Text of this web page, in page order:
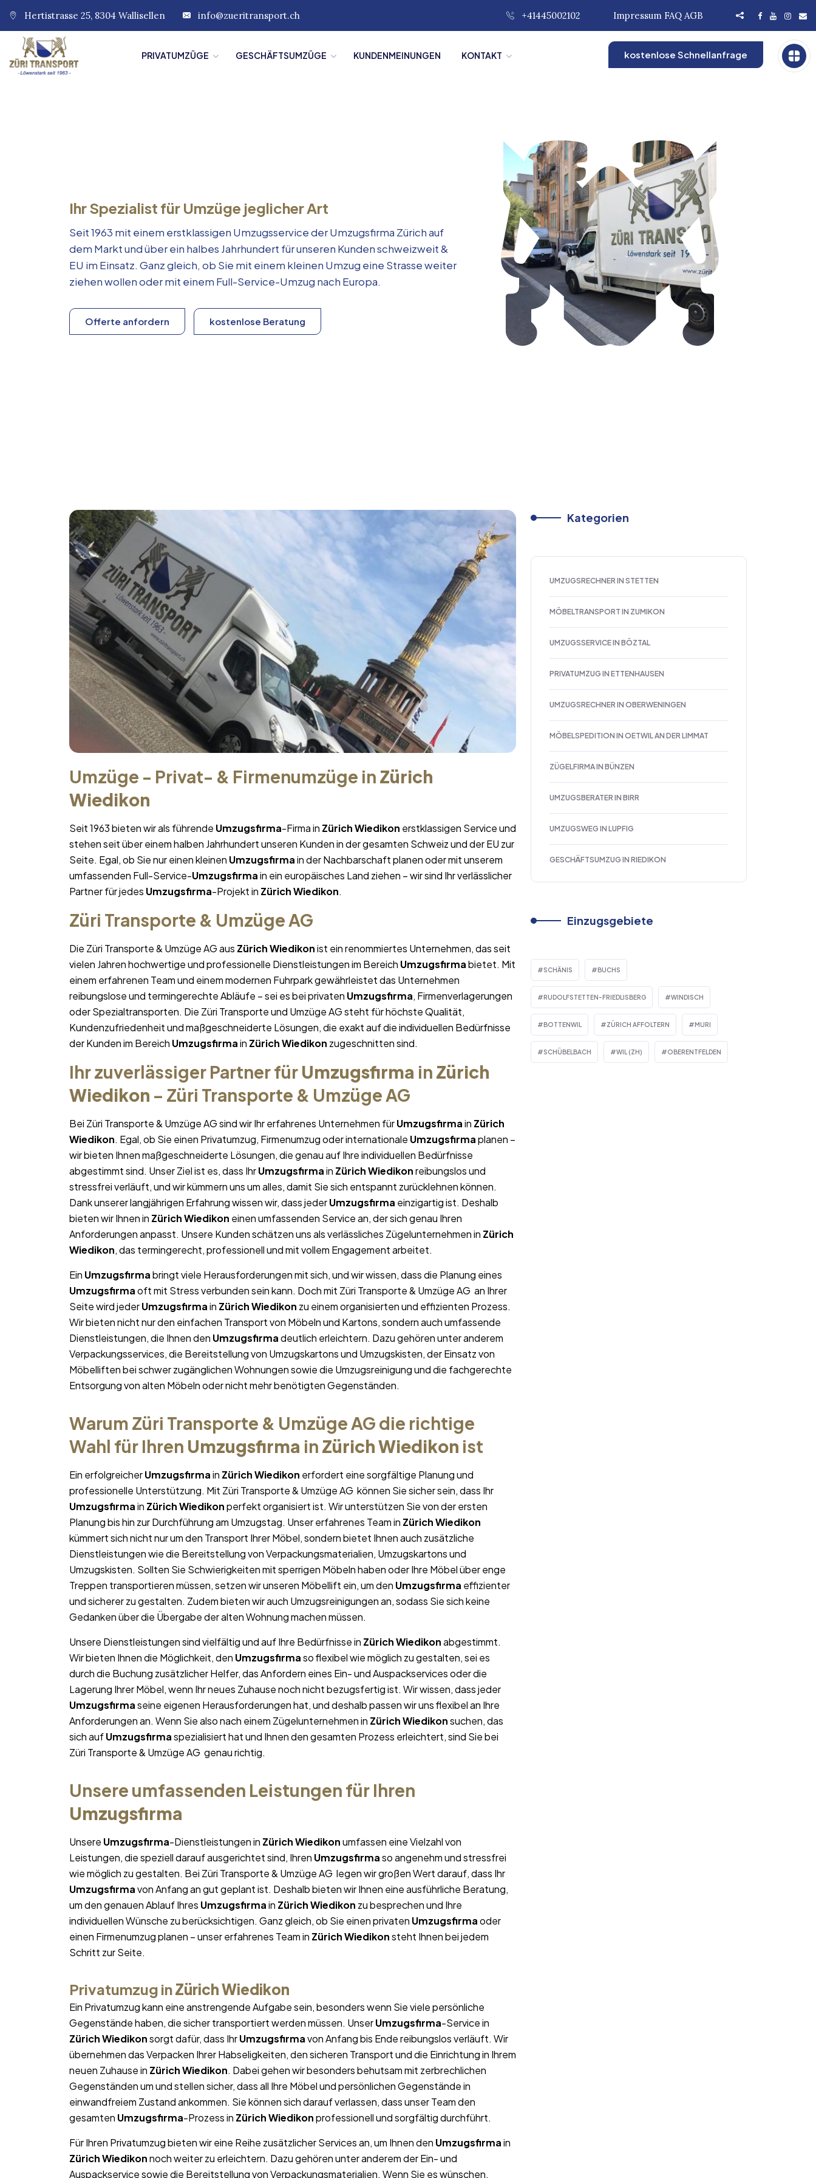
Hertistrasse 25, 8304 Wallisellen info@zueritransport.ch +41445002102 Impressum FAQ AGB
PRIVATUMZÜGE GESCHÄFTSUMZÜGE KUNDENMEINUNGEN KONTAKT kostenlose Schnellanfrage
Ihr Spezialist für Umzüge jeglicher Art
Seit 1963 mit einem erstklassigen Umzugsservice der Umzugsfirma Zürich auf
dem Markt und über ein halbes Jahrhundert für unseren Kunden schweizweit &
EU im Einsatz. Ganz gleich, ob Sie mit einem kleinen Umzug eine Strasse weiter
ziehen wollen oder mit einem Full-Service-Umzug nach Europa.
Offerte anfordern kostenlose Beratung
Umzüge - Privat- & Firmenumzüge in Zürich
Wiedikon
Seit 1963 bieten wir als führende Umzugsfirma-Firma in Zürich Wiedikon erstklassigen Service und
stehen seit über einem halben Jahrhundert unseren Kunden in der gesamten Schweiz und der EU zur
Seite. Egal, ob Sie nur einen kleinen Umzugsfirmain der Nachbarschaft planen oder mit unserem
umfassenden Full-Service-Umzugsfirmain ein europäisches Land ziehen – wir sind Ihr verlässlicher
Partner für jedes Umzugsfirma-Projekt in Zürich Wiedikon.
Züri Transporte & Umzüge AG
Die Züri Transporte & Umzüge AG aus Zürich Wiedikonist ein renommiertes Unternehmen, das seit
vielen Jahren hochwertige und professionelle Dienstleistungen im Bereich Umzugsfirmabietet. Mit
einem erfahrenen Team und einem modernen Fuhrpark gewährleistet das Unternehmen
reibungslose und termingerechte Abläufe – sei es bei privaten Umzugsfirma, Firmenverlagerungen
oder Spezialtransporten. Die Züri Transporte und Umzüge AG steht für höchste Qualität,
Kundenzufriedenheit und maßgeschneiderte Lösungen, die exakt auf die individuellen Bedürfnisse
der Kunden im Bereich Umzugsfirmain Zürich Wiedikon zugeschnitten sind.
Ihr zuverlässiger Partner für Umzugsfirma in Zürich
Wiedikon – Züri Transporte & Umzüge AG
Bei Züri Transporte & Umzüge AG sind wir Ihr erfahrenes Unternehmen fürUmzugsfirmain Zürich
Wiedikon. Egal, ob Sie einen Privatumzug, Firmenumzug oder internationale Umzugsfirmaplanen –
wir bieten Ihnen maßgeschneiderte Lösungen, die genau auf Ihre individuellen Bedürfnisse
abgestimmt sind. Unser Ziel ist es, dass IhrUmzugsfirmain Zürich Wiedikonreibungslos und
stressfrei verläuft, und wir kümmern uns um alles, damit Sie sich entspannt zurücklehnen können.
Dank unserer langjährigen Erfahrung wissen wir, dass jederUmzugsfirma einzigartig ist. Deshalb
bieten wir Ihnen in Zürich Wiedikon einen umfassenden Service an, der sich genau Ihren
Anforderungen anpasst. Unsere Kunden schätzen uns als verlässliches Zügelunternehmen in Zürich
Wiedikon, das termingerecht, professionell und mit vollem Engagement arbeitet.
Ein Umzugsfirmabringt viele Herausforderungen mit sich, und wir wissen, dass die Planung eines
Umzugsfirmaoft mit Stress verbunden sein kann. Doch mit Züri Transporte & Umzüge AG an Ihrer
Seite wird jederUmzugsfirmain Zürich Wiedikon zu einem organisierten und effizienten Prozess.
Wir bieten nicht nur den einfachen Transport von Möbeln und Kartons, sondern auch umfassende
Dienstleistungen, die Ihnen den Umzugsfirmadeutlich erleichtern. Dazu gehören unter anderem
Verpackungsservices, die Bereitstellung von Umzugskartons und Umzugskisten, der Einsatz von
Möbelliften bei schwer zugänglichen Wohnungen sowie die Umzugsreinigung und die fachgerechte
Entsorgung von alten Möbeln oder nicht mehr benötigten Gegenständen.
Warum Züri Transporte & Umzüge AG die richtige
Wahl für Ihren Umzugsfirma in Zürich Wiedikon ist
Ein erfolgreicherUmzugsfirmain Zürich Wiedikon erfordert eine sorgfältige Planung und
professionelle Unterstützung. Mit Züri Transporte & Umzüge AG können Sie sicher sein, dass Ihr
Umzugsfirmain Zürich Wiedikonperfekt organisiert ist. Wir unterstützen Sie von der ersten
Planung bis hin zur Durchführung am Umzugstag. Unser erfahrenes Team in Zürich Wiedikon
kümmert sich nicht nur um den Transport Ihrer Möbel, sondern bietet Ihnen auch zusätzliche
Dienstleistungen wie die Bereitstellung von Verpackungsmaterialien, Umzugskartons und
Umzugskisten. Sollten Sie Schwierigkeiten mit sperrigen Möbeln haben oder Ihre Möbel über enge
Treppen transportieren müssen, setzen wir unseren Möbellift ein, um den Umzugsfirma effizienter
und sicherer zu gestalten. Zudem bieten wir auch Umzugsreinigungen an, sodass Sie sich keine
Gedanken über die Übergabe der alten Wohnung machen müssen.
Unsere Dienstleistungen sind vielfältig und auf Ihre Bedürfnisse in Zürich Wiedikonabgestimmt.
Wir bieten Ihnen die Möglichkeit, den Umzugsfirmaso flexibel wie möglich zu gestalten, sei es
durch die Buchung zusätzlicher Helfer, das Anfordern eines Ein- und Auspackservices oder die
Lagerung Ihrer Möbel, wenn Ihr neues Zuhause noch nicht bezugsfertig ist. Wir wissen, dass jeder
Umzugsfirmaseine eigenen Herausforderungen hat, und deshalb passen wir uns flexibel an Ihre
Anforderungen an. Wenn Sie also nach einem Zügelunternehmen in Zürich Wiedikonsuchen, das
sich aufUmzugsfirmaspezialisiert hat und Ihnen den gesamten Prozess erleichtert, sind Sie bei
Züri Transporte & Umzüge AG genau richtig.
Unsere umfassenden Leistungen für Ihren
Umzugsfirma
Unsere Umzugsfirma-Dienstleistungen in Zürich Wiedikonumfassen eine Vielzahl von
Leistungen, die speziell darauf ausgerichtet sind, Ihren Umzugsfirmaso angenehm und stressfrei
wie möglich zu gestalten. Bei Züri Transporte & Umzüge AG legen wir großen Wert darauf, dass Ihr
Umzugsfirmavon Anfang an gut geplant ist. Deshalb bieten wir Ihnen eine ausführliche Beratung,
um den genauen Ablauf Ihres Umzugsfirmain Zürich Wiedikon zu besprechen und Ihre
individuellen Wünsche zu berücksichtigen. Ganz gleich, ob Sie einen privaten Umzugsfirmaoder
einen Firmenumzug planen – unser erfahrenes Team in Zürich Wiedikonsteht Ihnen bei jedem
Schritt zur Seite.
Privatumzug inZürich Wiedikon
Ein Privatumzug kann eine anstrengende Aufgabe sein, besonders wenn Sie viele persönliche
Gegenstände haben, die sicher transportiert werden müssen. UnserUmzugsfirma-Service in
Zürich Wiedikonsorgt dafür, dass IhrUmzugsfirmavon Anfang bis Ende reibungslos verläuft. Wir
übernehmen das Verpacken Ihrer Habseligkeiten, den sicheren Transport und die Einrichtung in Ihrem
neuen Zuhause in Zürich Wiedikon. Dabei gehen wir besonders behutsam mit zerbrechlichen
Gegenständen um und stellen sicher, dass all Ihre Möbel und persönlichen Gegenstände in
einwandfreiem Zustand ankommen. Sie können sich darauf verlassen, dass unser Team den
gesamten Umzugsfirma-Prozess in Zürich Wiedikonprofessionell und sorgfältig durchführt.
Für Ihren Privatumzug bieten wir eine Reihe zusätzlicher Services an, um Ihnen den Umzugsfirmain
Zürich Wiedikonnoch weiter zu erleichtern. Dazu gehören unter anderem der Ein- und
Auspackservice sowie die Bereitstellung von Verpackungsmaterialien. Wenn Sie es wünschen,
Kategorien
UMZUGSRECHNER IN STETTEN
MÖBELTRANSPORT IN ZUMIKON
UMZUGSSERVICE IN BÖZTAL
PRIVATUMZUG IN ETTENHAUSEN
UMZUGSRECHNER IN OBERWENINGEN
MÖBELSPEDITION IN OETWIL AN DER LIMMAT
ZÜGELFIRMA IN BÜNZEN
UMZUGSBERATER IN BIRR
UMZUGSWEG IN LUPFIG
GESCHÄFTSUMZUG IN RIEDIKON
Einzugsgebiete
SCHÄNIS BUCHS
RUDOLFSTETTEN-FRIEDLISBERG WINDISCH
BOTTENWIL ZÜRICH AFFOLTERN MURI
SCHÜBELBACH WIL (ZH) OBERENTFELDEN